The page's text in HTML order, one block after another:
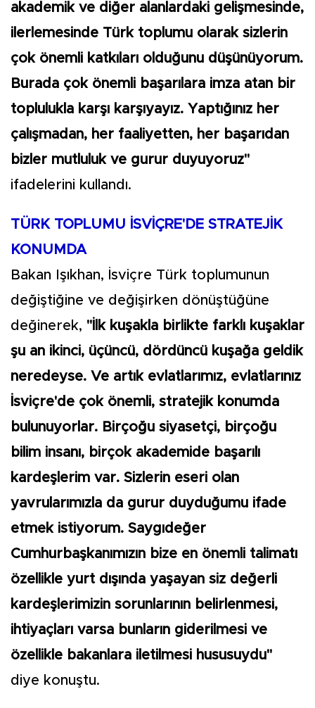
akademik ve diğer alanlardaki gelişmesinde,
ilerlemesinde Türk toplumu olarak sizlerin
çok önemli katkıları olduğunu düşünüyorum.
Burada çok önemli başarılara imza atan bir
toplulukla karşı karşıyayız. Yaptığınız her
çalışmadan, her faaliyetten, her başarıdan
bizler mutluluk ve gurur duyuyoruz"
ifadelerini kullandı.
TÜRK TOPLUMU İSVİÇRE'DE STRATEJİK
KONUMDA
Bakan Işıkhan, İsviçre Türk toplumunun
değiştiğine ve değişirken dönüştüğüne
değinerek, "İlk kuşakla birlikte farklı kuşaklar
şu an ikinci, üçüncü, dördüncü kuşağa geldik
neredeyse. Ve artık evlatlarımız, evlatlarınız
İsviçre'de çok önemli, stratejik konumda
bulunuyorlar. Birçoğu siyasetçi, birçoğu
bilim insanı, birçok akademide başarılı
kardeşlerim var. Sizlerin eseri olan
yavrularımızla da gurur duyduğumu ifade
etmek istiyorum. Saygıdeğer
Cumhurbaşkanımızın bize en önemli talimatı
özellikle yurt dışında yaşayan siz değerli
kardeşlerimizin sorunlarının belirlenmesi,
ihtiyaçları varsa bunların giderilmesi ve
özellikle bakanlara iletilmesi hususuydu"
diye konuştu.